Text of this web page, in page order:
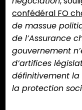
confédéral FO
de massue
de l’Assurance
gouvernement
d’artifices
définitivement la
la protection